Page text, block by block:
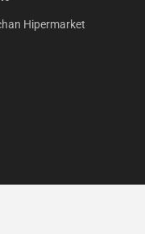
Hipermarket